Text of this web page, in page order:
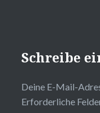
Schreibe
Deine E-Mail-
Erforderliche